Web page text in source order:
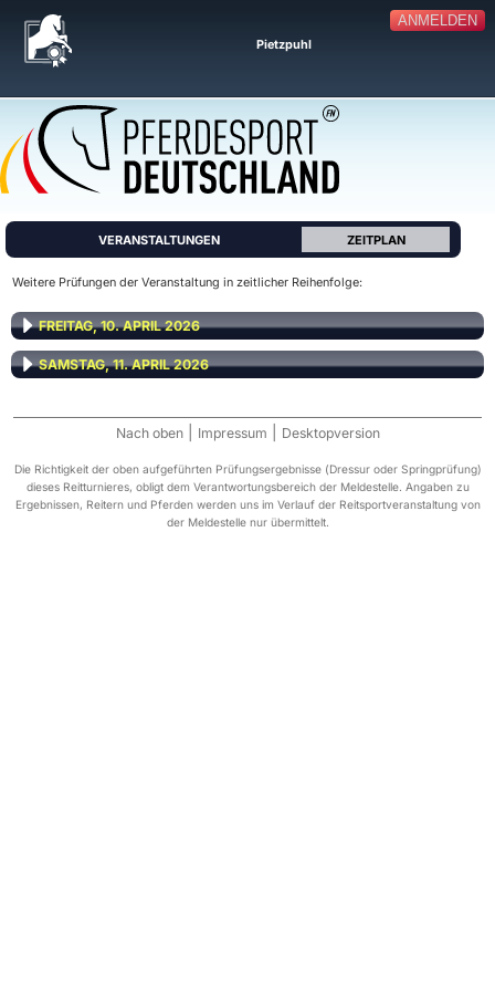
ANMELDEN
Pietzpuhl
VERANSTALTUNGEN ZEITPLAN
Weitere Prüfungen der Veranstaltung in zeitlicher Reihenfolge:
FREITAG, 10. APRIL 2026
SAMSTAG, 11. APRIL 2026
Nach oben Impressum Desktopversion
Die Richtigkeit der oben aufgeführten Prüfungsergebnisse (Dressur oder Springprüfung)
dieses Reitturnieres, obligt dem Verantwortungsbereich der Meldestelle. Angaben zu
Ergebnissen, Reitern und Pferden werden uns im Verlauf der Reitsportveranstaltung von
der Meldestelle nur übermittelt.